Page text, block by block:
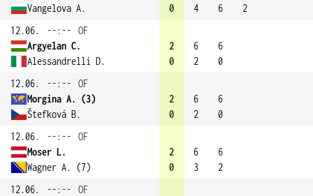
Vangelova A.
0
4
6
2
12.06.
--:--
OF
Argyelan C.
Alessandrelli D.
2
0
6
2
6
0
12.06.
--:--
OF
Morgina A. (3)
Štefková B.
2
0
6
2
6
0
12.06.
--:--
OF
Moser L.
Wagner A. (7)
2
0
6
3
6
2
12.06.
--:--
OF